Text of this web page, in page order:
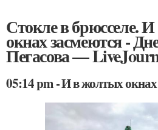
Стокле в брюсселе.
окнах засмеются -
Пегасова —
05:14 pm - И в жолтых окнах